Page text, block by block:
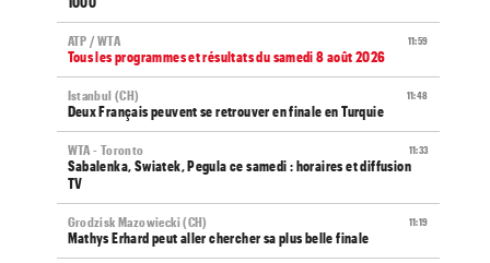
11:59
ATP / WTA
Tous les programmes et résultats du samedi 8 août 2026
11:48
Istanbul (CH)
Deux Français peuvent se retrouver en finale en Turquie
11:33
WTA - Toronto
Sabalenka, Swiatek, Pegula ce samedi : horaires et diffusion
TV
11:19
Grodzisk Mazowiecki (CH)
Mathys Erhard peut aller chercher sa plus belle finale